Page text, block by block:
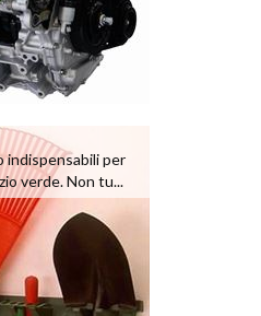
indispensabili per
verde. Non tu...